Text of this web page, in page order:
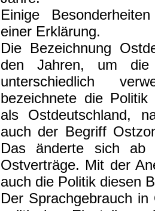
Einige
einer Erklärung.
Die Bezeichnung
den Jahren, um
unterschiedlich
bezeichnete die
als Ostdeutschland,
auch der Begriff
Das änderte sich ab
Ostverträge. Mit der
auch die Politik diesen
Der Sprachgebrauch